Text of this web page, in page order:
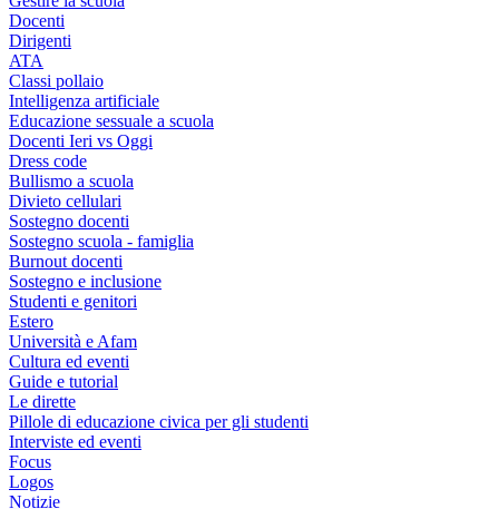
Docenti
Dirigenti
ATA
Classi pollaio
Intelligenza artificiale
Educazione sessuale a scuola
Docenti Ieri vs Oggi
Dress code
Bullismo a scuola
Divieto cellulari
Sostegno docenti
Sostegno scuola - famiglia
Burnout docenti
Sostegno e inclusione
Studenti e genitori
Estero
Università e Afam
Cultura ed eventi
Guide e tutorial
Le dirette
Pillole di educazione civica per gli studenti
Interviste ed eventi
Focus
Logos
Notizie